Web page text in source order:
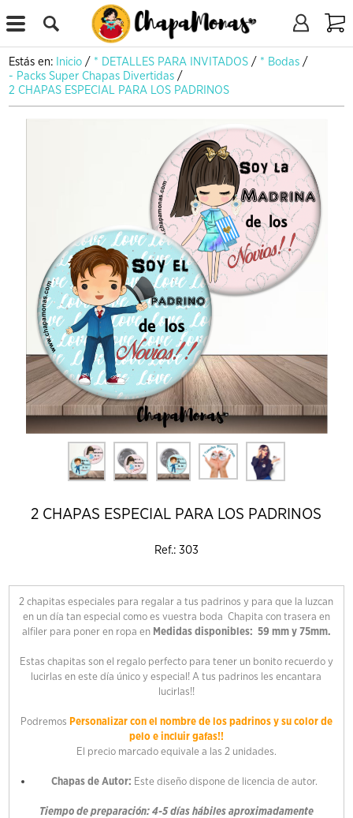
X
Estás en: Inicio / * DETALLES PARA INVITADOS / * Bodas /
- Packs Super Chapas Divertidas /
2 CHAPAS ESPECIAL PARA LOS PADRINOS
2 CHAPAS ESPECIAL PARA LOS PADRINOS
Ref.: 303
2 chapitas especiales para regalar a tus padrinos y para que la luzcan
en un día tan especial como es vuestra boda Chapita con trasera en
alfiler para poner en ropa en Medidas disponibles: 59 mm y 75mm.
Estas chapitas son el regalo perfecto para tener un bonito recuerdo y
lucirlas en este día único y especial! A tus padrinos les encantara
lucirlas!!
Podremos Personalizar con el nombre de los padrinos y su color de
pelo e incluir gafas!!
El precio marcado equivale a las 2 unidades.
Chapas de Autor: Este diseño dispone de licencia de autor.
Tiempo de preparación: 4-5 días hábiles aproximadamente